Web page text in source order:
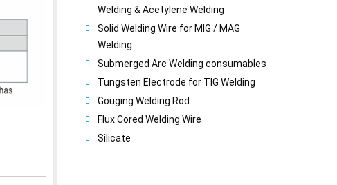
Welding & Acetylene Welding
Solid Welding Wire for MIG / MAG
Welding
Submerged Arc Welding consumables
Tungsten Electrode for TIG Welding
Gouging Welding Rod
Flux Cored Welding Wire
Silicate